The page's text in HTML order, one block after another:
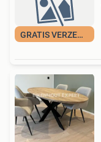
GRATIS VERZENDING